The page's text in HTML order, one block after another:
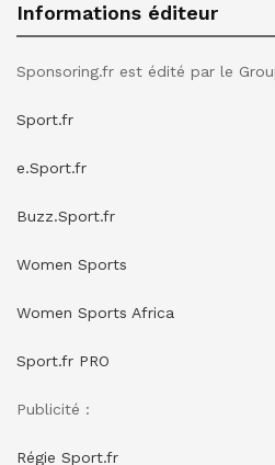
Informations éditeur
Sponsoring.fr est édité par le
Sport.fr
e.Sport.fr
Buzz.Sport.fr
Women Sports
Women Sports Africa
Sport.fr PRO
Publicité :
Régie Sport.fr